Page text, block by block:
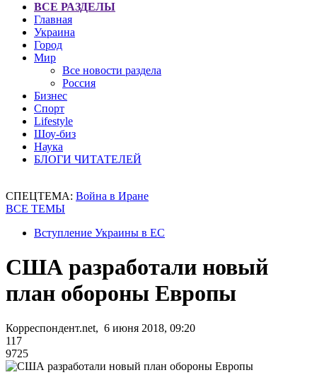
ВСЕ РАЗДЕЛЫ
Главная
Украина
Город
Мир
Все новости раздела
Россия
Бизнес
Спорт
Lifestyle
Шоу-биз
Наука
БЛОГИ ЧИТАТЕЛЕЙ
СПЕЦТЕМА: Война в Иране
ВСЕ ТЕМЫ
Вступление Украины в ЕС
США разработали новый
план обороны Европы
Корреспондент.net, 6 июня 2018, 09:20
117
9725